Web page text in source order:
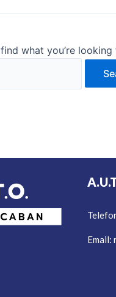
what you’re
Email: